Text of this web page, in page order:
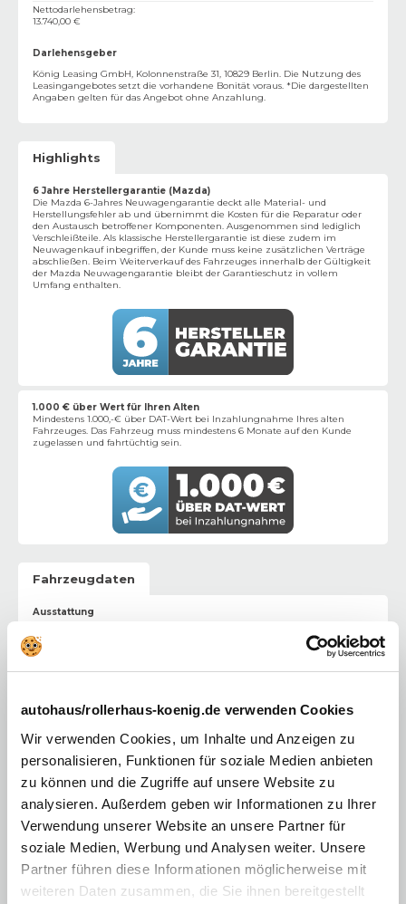
autohaus/rollerhaus-koenig.de verwenden Cookies
Wir verwenden Cookies, um Inhalte und Anzeigen zu
personalisieren, Funktionen für soziale Medien anbieten
zu können und die Zugriffe auf unsere Website zu
analysieren. Außerdem geben wir Informationen zu Ihrer
Verwendung unserer Website an unsere Partner für
soziale Medien, Werbung und Analysen weiter. Unsere
Partner führen diese Informationen möglicherweise mit
weiteren Daten zusammen, die Sie ihnen bereitgestellt
Nettodarlehensbetrag:
13.740,00 €
Darlehensgeber
König Leasing GmbH, Kolonnenstraße 31, 10829 Berlin. Die Nutzung des
Leasingangebotes setzt die vorhandene Bonität voraus. *Die dargestellten
Angaben gelten für das Angebot ohne Anzahlung.
Highlights
6 Jahre Herstellergarantie (Mazda)
Die Mazda 6-Jahres Neuwagengarantie deckt alle Material- und
Herstellungsfehler ab und übernimmt die Kosten für die Reparatur oder
den Austausch betroffener Komponenten. Ausgenommen sind lediglich
Verschleißteile. Als klassische Herstellergarantie ist diese zudem im
Neuwagenkauf inbegriffen, der Kunde muss keine zusätzlichen Verträge
abschließen. Beim Weiterverkauf des Fahrzeuges innerhalb der Gültigkeit
der Mazda Neuwagengarantie bleibt der Garantieschutz in vollem
Umfang enthalten.
1.000 € über Wert für Ihren Alten
Mindestens 1.000,-€ über DAT-Wert bei Inzahlungnahme Ihres alten
Fahrzeuges. Das Fahrzeug muss mindestens 6 Monate auf den Kunde
zugelassen und fahrtüchtig sein.
Fahrzeugdaten
Ausstattung
Weitere Details
Mazda Connect mit 10,25-Zoll Display und Mazda Audio
System mit USB-Anschluss, Digitalradio-Tuner (DAB+)
und 8 Lautsprechern
Bluetooth® mit Audio-Streaming
Wireless Apple Carplay und Wireless Android Auto